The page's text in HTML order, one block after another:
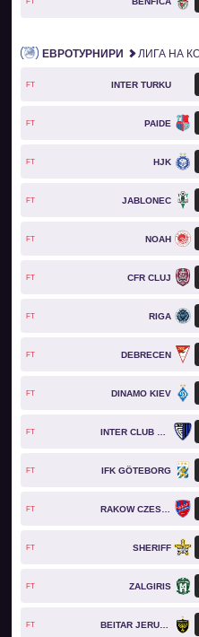
FT
ЕВРОТУРНИРИ ЛИГА НА
FT INTER TURKU
FT PAIDE
FT HJK
FT JABLONEC
FT NOAH
FT CFR CLUJ
FT RIGA
FT DEBRECEN
FT DINAMO KIEV
FT INTER CLUB D'ESCALDES
FT IFK GÖTEBORG
FT RAKOW CZESTOCHOWA
FT SHERIFF
FT ZALGIRIS
FT BEITAR JERUSALEM